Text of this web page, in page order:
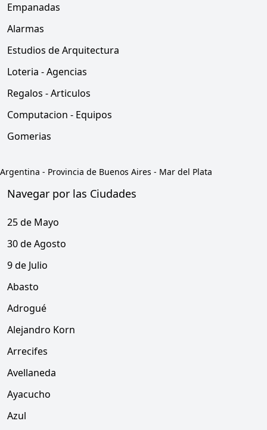
Empanadas
Alarmas
Estudios de Arquitectura
Loteria - Agencias
Regalos - Articulos
Computacion - Equipos
Gomerias
Argentina - Provincia de Buenos Aires - Mar del Plata
Navegar por las Ciudades
25 de Mayo
30 de Agosto
9 de Julio
Abasto
Adrogué
Alejandro Korn
Arrecifes
Avellaneda
Ayacucho
Azul